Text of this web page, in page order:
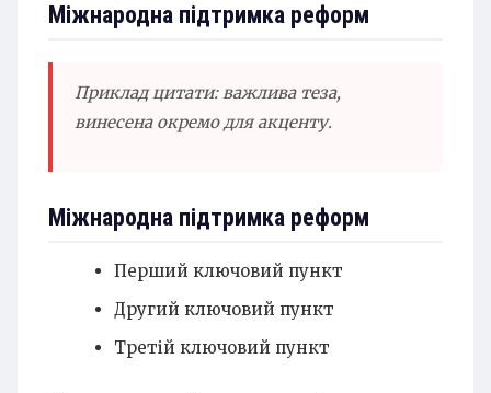
Міжнародна підтримка реформ
Приклад цитати: важлива теза,
винесена окремо для акценту.
Міжнародна підтримка реформ
Перший ключовий пункт
Другий ключовий пункт
Третій ключовий пункт